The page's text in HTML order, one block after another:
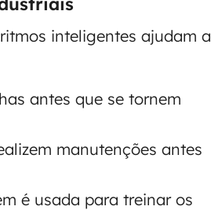
inteligentes ajudam a
antes que se tornem
manutenções antes
é usada para treinar os